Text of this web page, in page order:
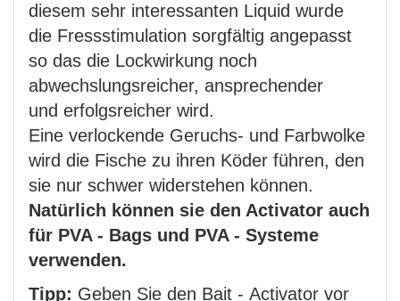
diesem sehr interessanten Liquid wurde
die Fressstimulation sorgfältig angepasst
so das die Lockwirkung noch
abwechslungsreicher, ansprechender
und erfolgsreicher wird.
Eine verlockende Geruchs- und Farbwolke
wird die Fische zu ihren Köder führen, den
sie nur schwer widerstehen können.
Natürlich können sie den Activator auch
für PVA - Bags und PVA - Systeme
verwenden.
Tipp: Geben Sie den Bait - Activator vor